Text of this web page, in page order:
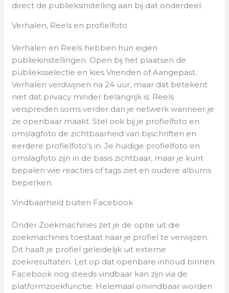
direct de publieksinstelling aan bij dat onderdeel.
Verhalen, Reels en profielfoto
Verhalen en Reels hebben hun eigen
publiekinstellingen. Open bij het plaatsen de
publieksselectie en kies Vrienden of Aangepast.
Verhalen verdwijnen na 24 uur, maar dat betekent
niet dat privacy minder belangrijk is. Reels
verspreiden soms verder dan je netwerk wanneer je
ze openbaar maakt. Stel ook bij je profielfoto en
omslagfoto de zichtbaarheid van bijschriften en
eerdere profielfoto’s in. Je huidige profielfoto en
omslagfoto zijn in de basis zichtbaar, maar je kunt
bepalen wie reacties of tags ziet en oudere albums
beperken.
Vindbaarheid buiten Facebook
Onder Zoekmachines zet je de optie uit die
zoekmachines toestaat naar je profiel te verwijzen.
Dit haalt je profiel geleidelijk uit externe
zoekresultaten. Let op dat openbare inhoud binnen
Facebook nog steeds vindbaar kan zijn via de
platformzoekfunctie. Helemaal onvindbaar worden